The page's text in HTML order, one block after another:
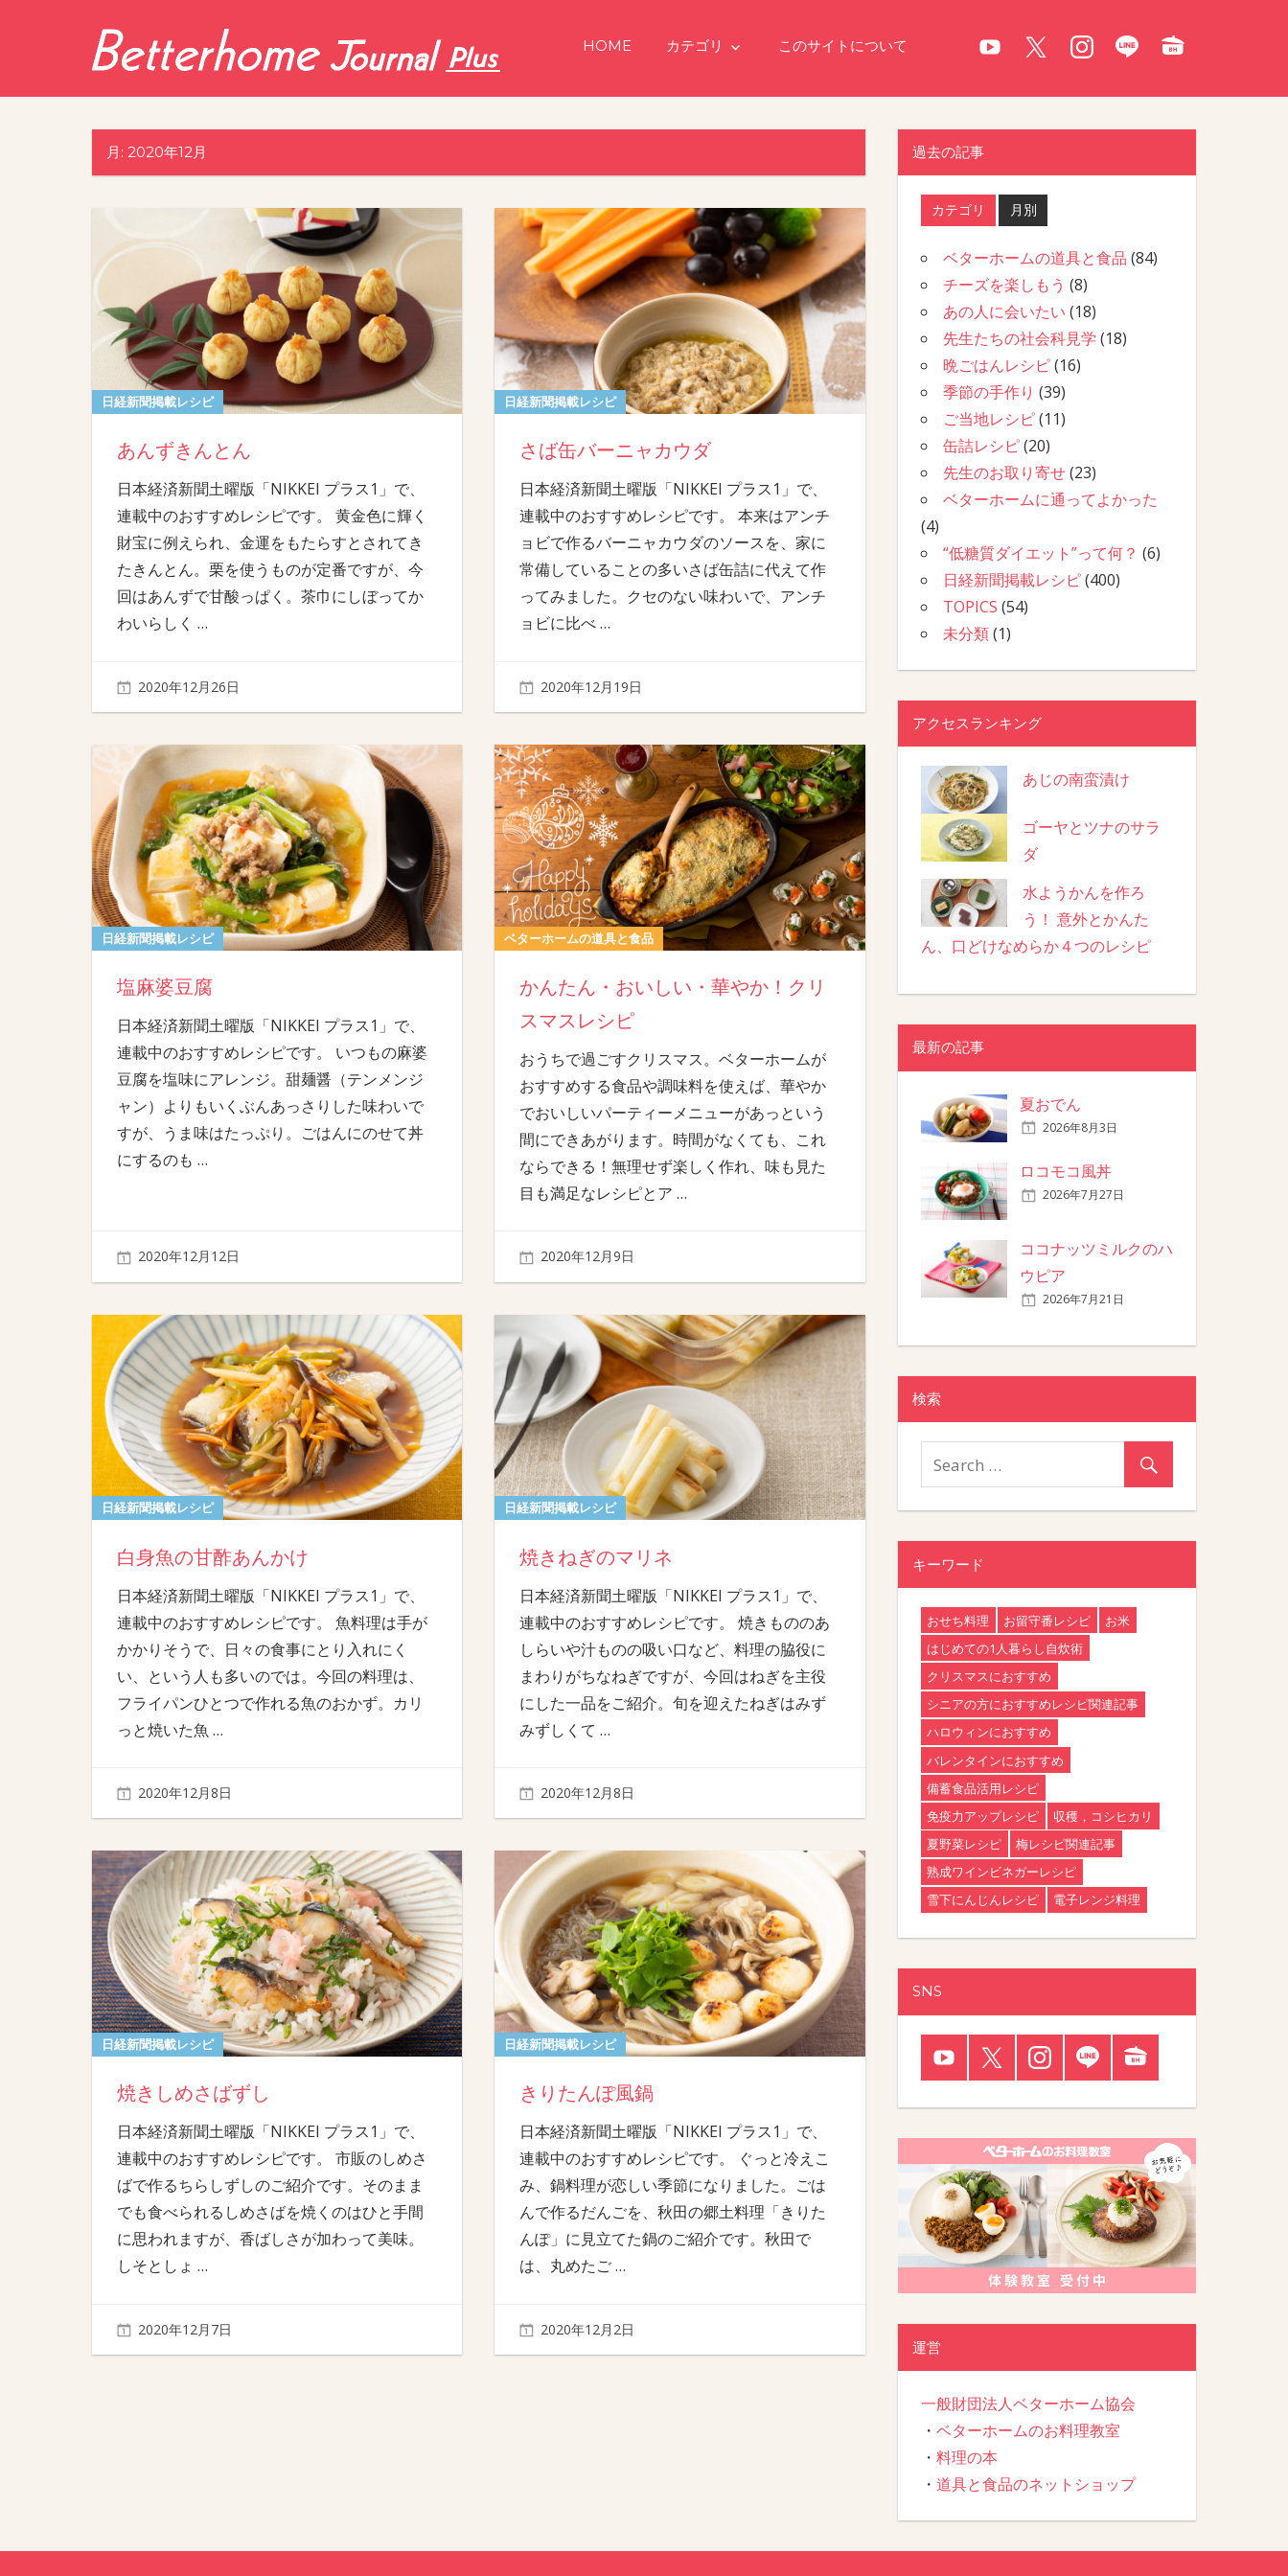
HOME カテゴリ このサイトについて
月: 2020年12月
日経新聞掲載レシピ
あんずきんとん
日本経済新聞土曜版「NIKKEI プラス1」で、
連載中のおすすめレシピです。 黄金色に輝く
財宝に例えられ、金運をもたらすとされてき
たきんとん。栗を使うものが定番ですが、今
回はあんずで甘酸っぱく。茶巾にしぼってか
わいらしく …
2020年12月26日
日経新聞掲載レシピ
さば缶バーニャカウダ
日本経済新聞土曜版「NIKKEI プラス1」で、
連載中のおすすめレシピです。 本来はアンチ
ョビで作るバーニャカウダのソースを、家に
常備していることの多いさば缶詰に代えて作
ってみました。クセのない味わいで、アンチ
ョビに比べ…
2020年12月19日
日経新聞掲載レシピ
塩麻婆豆腐
日本経済新聞土曜版「NIKKEI プラス1」で、
連載中のおすすめレシピです。 いつもの麻婆
豆腐を塩味にアレンジ。甜麺醤（テンメンジ
ャン）よりもいくぶんあっさりした味わいで
すが、うま味はたっぷり。ごはんにのせて丼
にするのも …
2020年12月12日
ベターホームの道具と食品
かんたん・おいしい・華やか！クリ
スマスレシピ
おうちで過ごすクリスマス。ベターホームが
おすすめする食品や調味料を使えば、華やか
でおいしいパーティーメニューがあっという
間にできあがります。時間がなくても、これ
ならできる！無理せず楽しく作れ、味も見た
目も満足なレシピとア …
2020年12月9日
日経新聞掲載レシピ
白身魚の甘酢あんかけ
日本経済新聞土曜版「NIKKEI プラス1」で、
連載中のおすすめレシピです。 魚料理は手が
かかりそうで、日々の食事にとり入れにく
い、という人も多いのでは。今回の料理は、
フライパンひとつで作れる魚のおかず。カリ
っと焼いた魚 …
2020年12月8日
日経新聞掲載レシピ
焼きねぎのマリネ
日本経済新聞土曜版「NIKKEI プラス1」で、
連載中のおすすめレシピです。 焼きもののあ
しらいや汁ものの吸い口など、料理の脇役に
まわりがちなねぎですが、今回はねぎを主役
にした一品をご紹介。旬を迎えたねぎはみず
みずしくて …
2020年12月8日
日経新聞掲載レシピ
焼きしめさばずし
日本経済新聞土曜版「NIKKEI プラス1」で、
連載中のおすすめレシピです。 市販のしめさ
ばで作るちらしずしのご紹介です。そのまま
でも食べられるしめさばを焼くのはひと手間
に思われますが、香ばしさが加わって美味。
しそとしょ …
2020年12月7日
日経新聞掲載レシピ
きりたんぽ風鍋
日本経済新聞土曜版「NIKKEI プラス1」で、
連載中のおすすめレシピです。 ぐっと冷えこ
み、鍋料理が恋しい季節になりました。ごは
んで作るだんごを、秋田の郷土料理「きりた
んぽ」に見立てた鍋のご紹介です。秋田で
は、丸めたご…
2020年12月2日
過去の記事
カテゴリ 月別
ベターホームの道具と食品 (84)
チーズを楽しもう (8)
あの人に会いたい (18)
先生たちの社会科見学 (18)
晩ごはんレシピ(16)
季節の手作り (39)
ご当地レシピ(11)
缶詰レシピ(20)
先生のお取り寄せ(23)
ベターホームに通ってよかった
(4)
“低糖質ダイエット”って何？ (6)
日経新聞掲載レシピ(400)
TOPICS (54)
未分類(1)
アクセスランキング
あじの南蛮漬け
ゴーヤとツナのサラ
ダ
水ようかんを作ろ
う！ 意外とかんた
ん、口どけなめらか４つのレシピ
最新の記事
夏おでん
2026年8月3日
ロコモコ風丼
2026年7月27日
ココナッツミルクのハ
ウピア
2026年7月21日
検索
キーワード
おせち料理 お留守番レシピ
お米
はじめての1人暮らし自炊術
クリスマスにおすすめ
シニアの方におすすめレシピ関連記事
ハロウィンにおすすめ
バレンタインにおすすめ
備蓄食品活用レシピ
免疫力アップレシピ
収穫，コシヒカリ
夏野菜レシピ
梅レシピ関連記事
熟成ワインビネガーレシピ
雪下にんじんレシピ
電子レンジ料理
SNS
運営
一般財団法人ベターホーム協会
・ ベターホームのお料理教室
・ 料理の本
・ 道具と食品のネットショップ